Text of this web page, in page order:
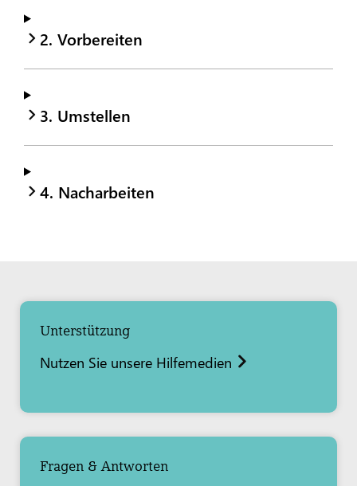
2. Vorbereiten
3. Umstellen
4. Nacharbeiten
Unterstützung
Nutzen Sie unsere Hilfemedien
Fragen & Antworten